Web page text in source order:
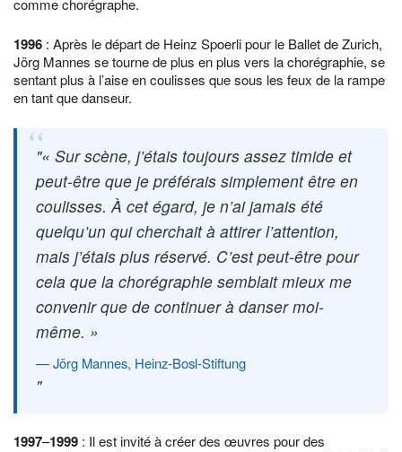
1996 : Après le départ de Heinz Spoerli pour le Ballet de Zurich,
Jörg Mannes se tourne de plus en plus vers la chorégraphie, se
sentant plus à l’aise en coulisses que sous les feux de la rampe
en tant que danseur.
« Sur scène, j’étais toujours assez timide et
peut-être que je préférais simplement être en
coulisses. À cet égard, je n’ai jamais été
quelqu’un qui cherchait à attirer l’attention,
mais j’étais plus réservé. C’est peut-être pour
cela que la chorégraphie semblait mieux me
convenir que de continuer à danser moi-
même. »
Jörg Mannes, Heinz-Bosl-Stiftung
1997–1999 : Il est invité à créer des œuvres pour des